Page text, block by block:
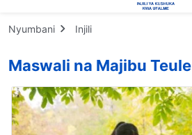
Nyumbani Injili
Maswali na Majibu Teule